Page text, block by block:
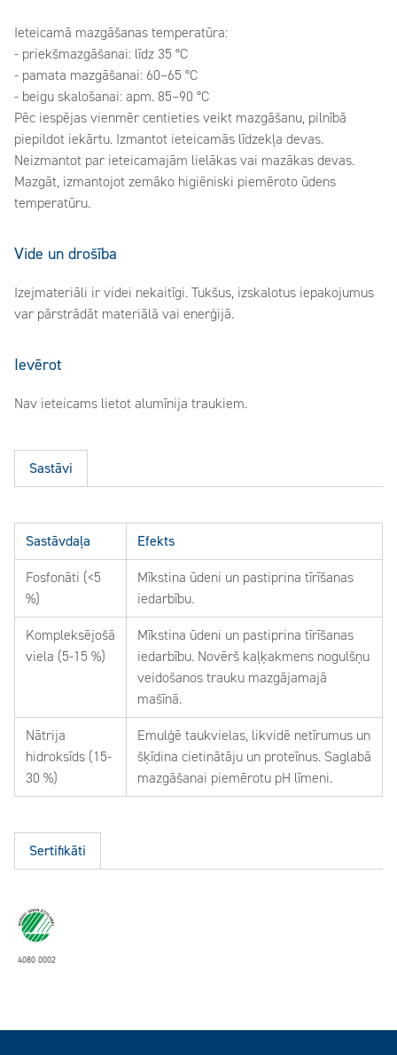
Ieteicamā mazgāšanas temperatūra:
- priekšmazgāšanai: līdz 35 °C
- pamata mazgāšanai: 60–65 °C
- beigu skalošanai: apm. 85–90 °C
Pēc iespējas vienmēr centieties veikt mazgāšanu, pilnībā
piepildot iekārtu. Izmantot ieteicamās līdzekļa devas.
Neizmantot par ieteicamajām lielākas vai mazākas devas.
Mazgāt, izmantojot zemāko higiēniski piemēroto ūdens
temperatūru.
Vide un drošība
Izejmateriāli ir videi nekaitīgi. Tukšus, izskalotus iepakojumus
var pārstrādāt materiālā vai enerģijā.
Ievērot
Nav ieteicams lietot alumīnija traukiem.
Sastāvi
Sastāvdaļa Efekts
Fosfonāti (<5
%)
Mīkstina ūdeni un pastiprina tīrīšanas
iedarbību.
Kompleksējošā
viela (5-15 %)
Mīkstina ūdeni un pastiprina tīrīšanas
iedarbību. Novērš kaļķakmens nogulšņu
veidošanos trauku mazgājamajā
mašīnā.
Nātrija
hidroksīds (15-
30 %)
Emulģē taukvielas, likvidē netīrumus un
šķīdina cietinātāju un proteīnus. Saglabā
mazgāšanai piemērotu pH līmeni.
Sertifikāti
4080 0002